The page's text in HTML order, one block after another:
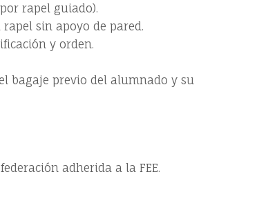
rapel guiado).
sin apoyo de pared.
y orden.
bagaje previo del alumnado y su
adherida a la FEE.